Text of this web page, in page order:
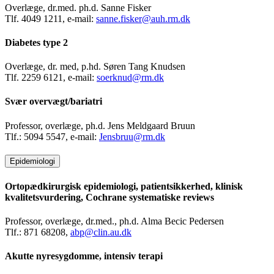
Overlæge, dr.med. ph.d. Sanne Fisker
Tlf. 4049 1211, e-mail: sanne.fisker@auh.rm.dk
Diabetes type 2
Overlæge, dr. med, p.hd. Søren Tang Knudsen
Tlf. 2259 6121, e-mail: soerknud@rm.dk
Svær overvægt/bariatri
Professor, overlæge, ph.d. Jens Meldgaard Bruun
Tlf.: 5094 5547, e-mail: Jensbruu@rm.dk
Epidemiologi
Ortopædkirurgisk epidemiologi, patientsikkerhed, klinisk
kvalitetsvurdering, Cochrane systematiske reviews
Professor, overlæge, dr.med., ph.d. Alma Becic Pedersen
Tlf.: 871 68208, abp@clin.au.dk
Akutte nyresygdomme, intensiv terapi